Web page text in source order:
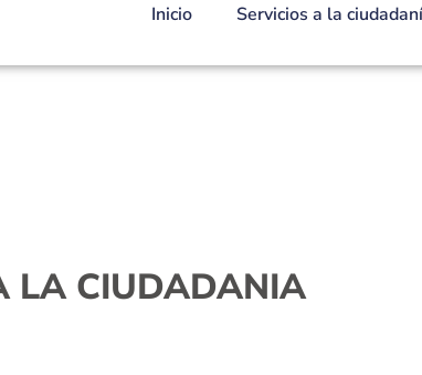
Inicio Servicios a la
LA CIUDADANIA